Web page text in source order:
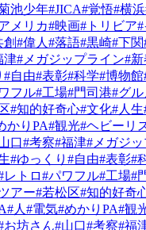
池少年#JICA#覚悟#横浜
メリカ#映画#トリビア
創#偉人 #落語#黒崎#下関
津#メガジップライン#新
#自由#表彰#科学#博物館
フル#工場#門司港#グル
#知的好奇心#文化#人生
かりPA#観光#ヘビーリ
口#考察#福津#メガジ
#ゆっくり #自由#表彰#
レトロ#パワフル#工場#
アー#若松区#知的好奇
#人 #電気#めかりPA#観
お坊さん#山口#考察#福